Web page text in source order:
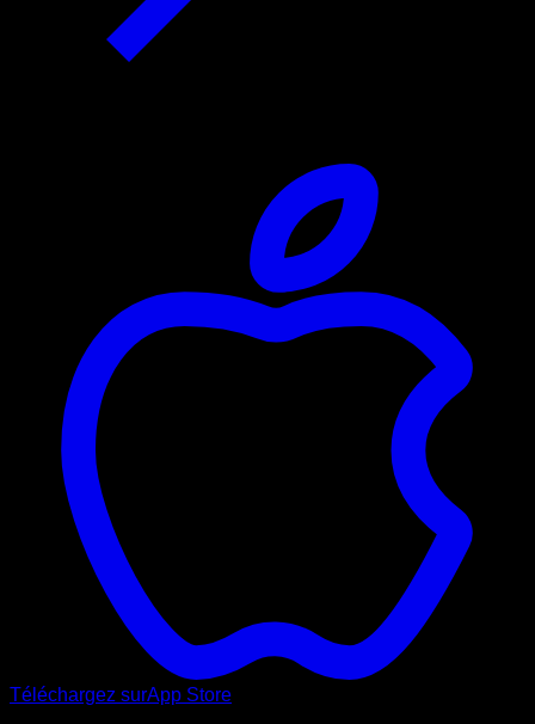
Téléchargez surApp Store